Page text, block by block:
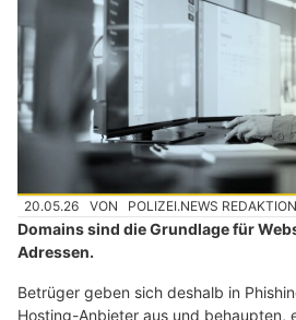
20.05.26 VON POLIZEI.NEWS REDAKTION
Domains sind die Grundlage für
Adressen.
Betrüger geben sich deshalb in
Hosting-Anbieter aus und behaupten,